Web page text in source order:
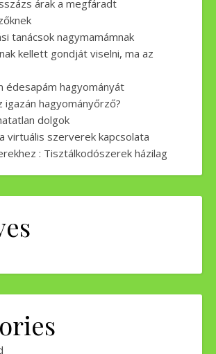
árak a megfáradt
tanácsok nagymamámnak
kellett gondját viselni, ma az
édesapám hagyományát
igazán hagyományőrző?
dolgok
virtuális szerverek kapcsolata
: Tisztálkodószerek házilag